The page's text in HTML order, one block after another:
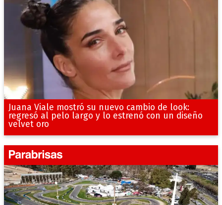
Juana Viale mostró su nuevo cambio de look:
regresó al pelo largo y lo estrenó con un diseño
velvet oro